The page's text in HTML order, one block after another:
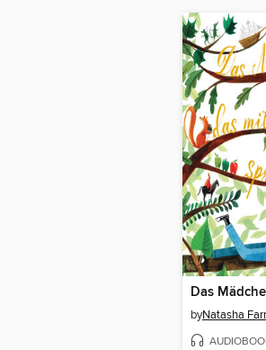
byNatasha